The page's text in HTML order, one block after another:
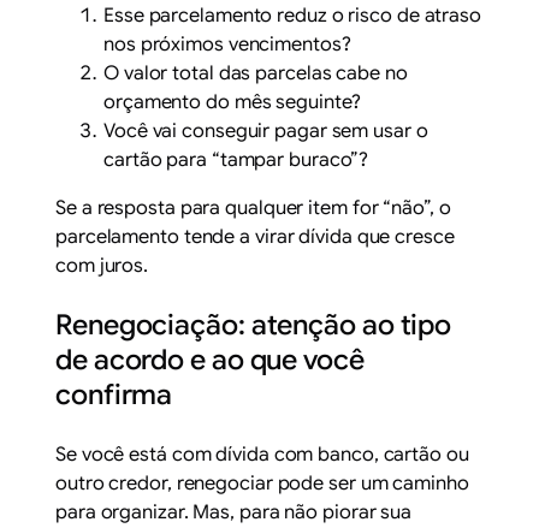
Esse parcelamento reduz o risco de atraso
nos próximos vencimentos?
O valor total das parcelas cabe no
orçamento do mês seguinte?
Você vai conseguir pagar sem usar o
cartão para “tampar buraco”?
Se a resposta para qualquer item for “não”, o
parcelamento tende a virar dívida que cresce
com juros.
Renegociação: atenção ao tipo
de acordo e ao que você
confirma
Se você está com dívida com banco, cartão ou
outro credor, renegociar pode ser um caminho
para organizar. Mas, para não piorar sua